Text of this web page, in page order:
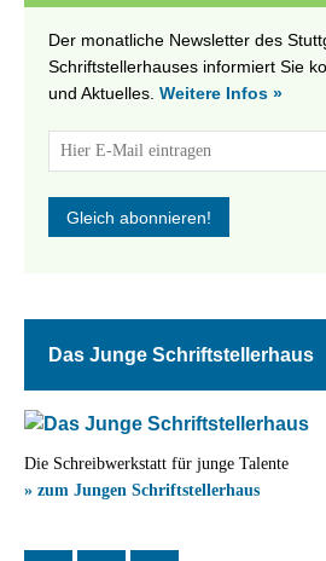
Der monatliche Newsletter des
Schriftstellerhauses informiert Sie
und Aktuelles. Weitere Infos »
Das Junge Schriftstellerhaus
Die Schreibwerkstatt für junge Talente
» zum Jungen Schriftstellerhaus